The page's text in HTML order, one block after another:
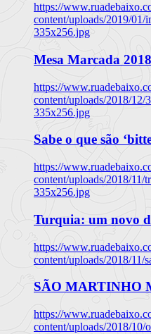
https://
content/uploads/2019/01/
335x256.jpg
Mesa Marcada 2018
https://
content/uploads/2018/12/
335x256.jpg
Sabe o que são
https://
content/uploads/2018/11/
335x256.jpg
Turquia: um novo
https://
content/uploads/2018/11/
SÃO MARTINHO
https://
content/uploads/2018/